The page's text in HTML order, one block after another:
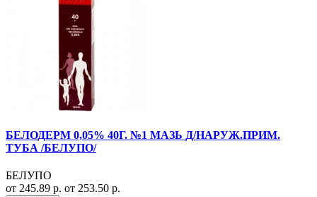
БЕЛОДЕРМ 0,05% 40Г. №1 МАЗЬ Д/НАРУЖ.ПРИМ.
ТУБА /БЕЛУПО/
БЕЛУПО
от 245.89 р. от 253.50 р.